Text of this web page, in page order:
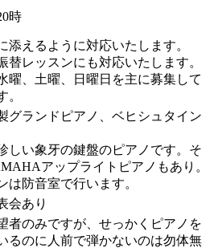
時
添えるように対応いたします。
替レッスンにも対応いたします。
曜、土曜、日曜日を主に募集して
。
グランドピアノ、ベヒシュタイン
しい象牙の鍵盤のピアノです。そ
アップライトピアノもあり。
は防音室で行います。
会あり
者のみですが、せっかくピアノを
るのに人前で弾かないのは勿体無